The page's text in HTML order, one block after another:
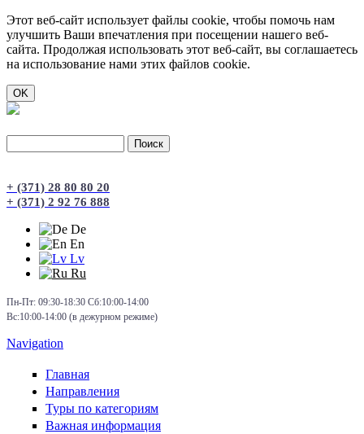
Этот веб-сайт использует файлы cookie, чтобы помочь нам
улучшить Ваши впечатления при посещении нашего веб-
сайта. Продолжая использовать этот веб-сайт, вы соглашаетесь
на использование нами этих файлов cookie.
+ (371) 28 80 80 20
+ (371) 2 92 76 888
De
En
Lv
Ru
Пн-Пт: 09:30-18:30 Сб:10:00-14:00
Вс:10:00-14:00 (в дежурном режиме)
Navigation
Главная
Направления
Туры по категориям
Важная информация